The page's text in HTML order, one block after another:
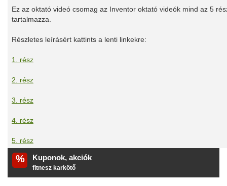
Ez az oktató videó csomag az Inventor oktató videók mind az 5
tartalmazza.
Részletes leírásért kattints a lenti linkekre:
1. rész
2. rész
3. rész
4. rész
5. rész
% Kuponok, akciók
fitnesz karkötő